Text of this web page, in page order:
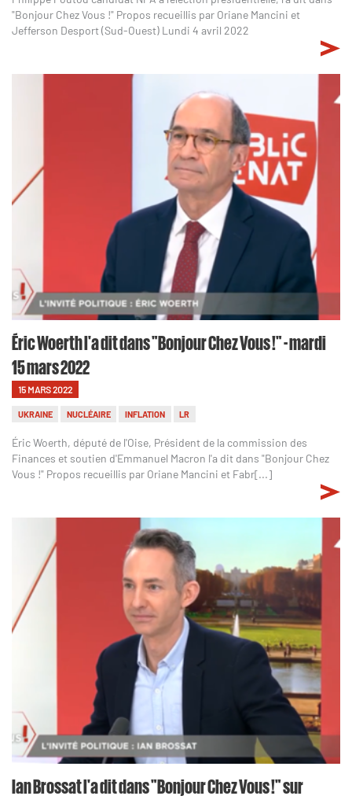
"Bonjour Chez Vous !" Propos recueillis par Oriane Mancini et
Jefferson Desport (Sud-Ouest) Lundi 4 avril 2022
Éric Woerth l'a dit dans "Bonjour Chez Vous !" - mardi
15 mars 2022
15 MARS 2022
UKRAINE NUCLÉAIRE INFLATION LR
Éric Woerth, député de l'Oise, Président de la commission des
Finances et soutien d'Emmanuel Macron l'a dit dans "Bonjour Chez
Vous !" Propos recueillis par Oriane Mancini et Fabr[...]
Ian Brossat l'a dit dans "Bonjour Chez Vous !" sur